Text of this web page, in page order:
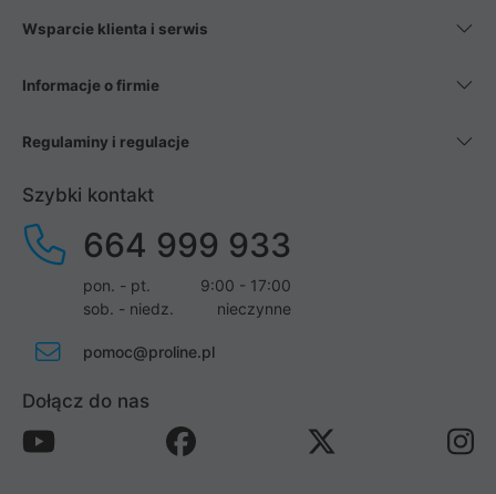
Wsparcie klienta i serwis
Informacje o firmie
Regulaminy i regulacje
Szybki kontakt
664 999 933
pon. - pt.
9:00 - 17:00
sob. - niedz.
nieczynne
pomoc@proline.pl
Dołącz do nas